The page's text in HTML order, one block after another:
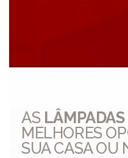
AS
MELHORES
SUA CASA OU